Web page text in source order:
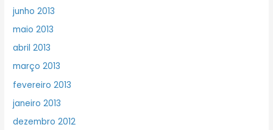
junho 2013
maio 2013
abril 2013
março 2013
fevereiro 2013
janeiro 2013
dezembro 2012